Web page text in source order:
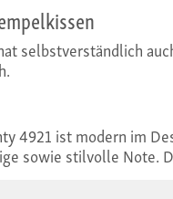
selbstverständlich
4921 ist modern im
sowie stilvolle Note.